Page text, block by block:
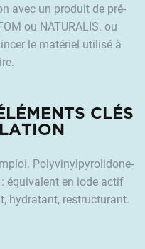
avec un produit de pré-
ou NATURALIS. ou
le matériel utilisé à
CLÉS
Polyvinylpyrolidone-
équivalent en iode actif
hydratant, restructurant.